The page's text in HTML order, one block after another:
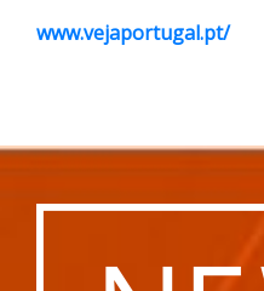
www.vejaportugal.pt/